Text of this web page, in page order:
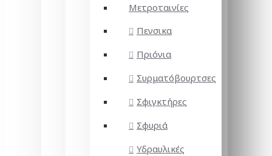
Μετροταινίες
Πενσικα
Πριόνια
Συρματόβουρτσες
Σφιγκτήρες
Σφυριά
Υδραυλικές